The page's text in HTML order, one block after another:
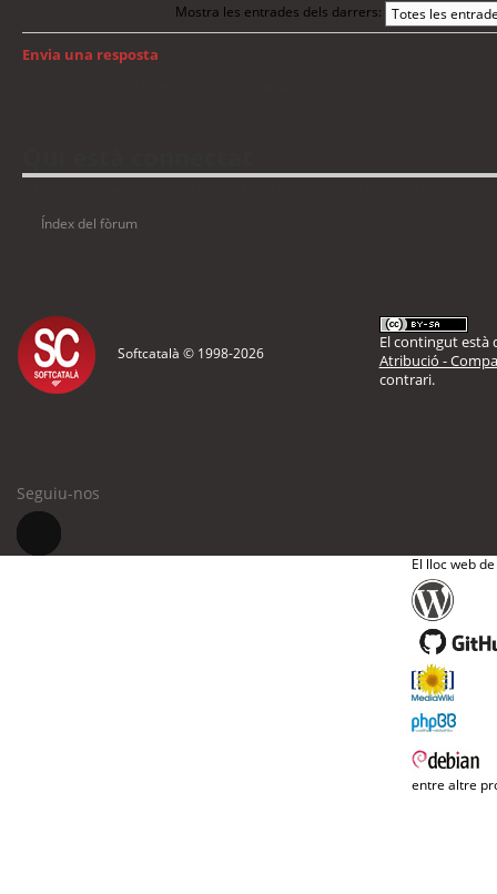
Mostra les entrades dels darrers:
Envia una resposta
Índex del fòrum
Softcatalà © 1998-2026
El contingut està
Atribució -
contrari.
Seguiu-nos
El lloc web
entre altre